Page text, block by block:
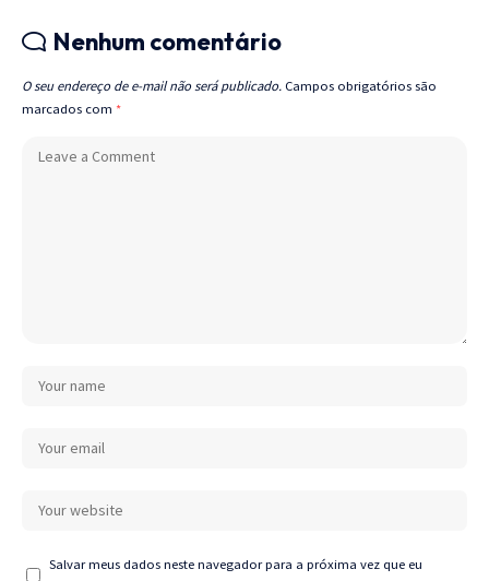
Nenhum comentário
O seu endereço de e-mail não será publicado. Campos obrigatórios são
marcados com *
Salvar meus dados neste navegador para a próxima vez que eu